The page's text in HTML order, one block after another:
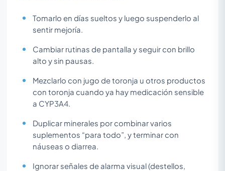
Tomarlo en días sueltos y luego suspenderlo al
sentir mejoría.
Cambiar rutinas de pantalla y seguir con brillo
alto y sin pausas.
Mezclarlo con jugo de toronja u otros productos
con toronja cuando ya hay medicación sensible
a CYP3A4.
Duplicar minerales por combinar varios
suplementos “para todo”, y terminar con
náuseas o diarrea.
Ignorar señales de alarma visual (destellos,